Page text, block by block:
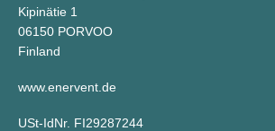
Kipinätie 1
06150 PORVOO
Finland
www.enervent.de
USt-IdNr. FI29287244